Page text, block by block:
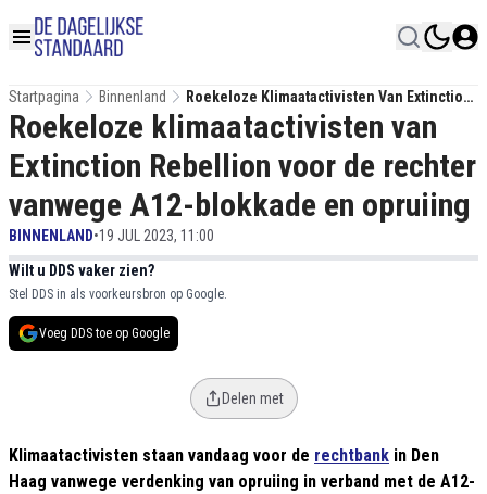
Startpagina Binnenland
Roekeloze Klimaatactivisten Van Extinction
Rebellion Voor De Rechter Vanwege A12-
Blokkade En Opruiing
Roekeloze klimaatactivisten van
Extinction Rebellion voor de rechter
vanwege A12-blokkade en opruiing
BINNENLAND•19 JUL 2023, 11:00
Wilt u DDS vaker zien?
Stel DDS in als voorkeursbron op Google.
Voeg DDS toe op Google
Delen met
Klimaatactivisten staan vandaag voor de rechtbank in Den
Haag vanwege verdenking van opruiing in verband met de A12-